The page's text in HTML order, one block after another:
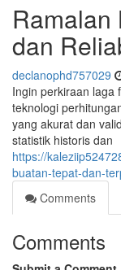
Ramalan
dan
declanophd757029
Ingin perkiraan laga
teknologi
yang akurat dan
statistik historis dan
https://
buatan-tepat-dan-
Comments
Comments